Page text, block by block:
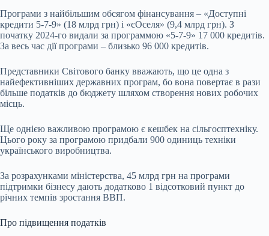
Програми з найбільшим обсягом фінансування – «Доступні
кредити 5-7-9» (18 млрд грн) і «єОселя» (9,4 млрд грн). З
початку 2024-го видали за программою «5-7-9» 17 000 кредитів.
За весь час дії програми – близько 96 000 кредитів.
Представники Світового банку вважають, що це одна з
найефективніших державних програм, бо вона повертає в рази
більше податків до бюджету шляхом створення нових робочих
місць.
Ще однією важливою програмою є кешбек на сільгосптехніку.
Цього року за програмою придбали 900 одиниць техніки
українського виробництва.
За розрахунками міністерства, 45 млрд грн на програми
підтримки бізнесу дають додатково 1 відсотковий пункт до
річних темпів зростання ВВП.
Про підвищення податків